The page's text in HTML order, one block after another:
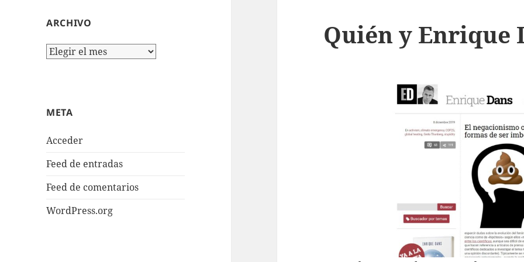
ARCHIVO
Archivo
META
Acceder
Feed de entradas
Feed de comentarios
WordPress.org
Quién y Enrique